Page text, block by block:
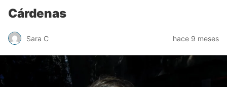
Cárdenas
Sara C hace 9 meses